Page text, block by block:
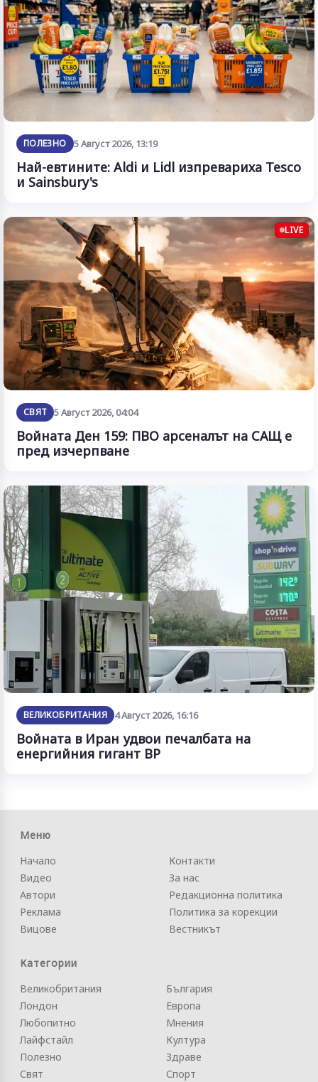
ПОЛЕЗНО 5 Август 2026, 13:19
Най-евтините: Aldi и Lidl изпревариха Tesco
и Sainsbury's
LIVE
СВЯТ 5 Август 2026, 04:04
Войната Ден 159: ПВО арсеналът на САЩ е
пред изчерпване
ВЕЛИКОБРИТАНИЯ 4 Август 2026, 16:16
Войната в Иран удвои печалбата на
енергийния гигант BP
Меню
Начало
Видео
Автори
Реклама
Вицове
Контакти
За нас
Редакционна политика
Политика за корекции
Вестникът
Категории
Великобритания
Лондон
Любопитно
Лайфстайл
Полезно
Свят
България
Европа
Мнения
Култура
Здраве
Спорт